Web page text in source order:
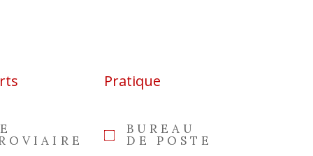
Pratique
BUREAU
DE POSTE